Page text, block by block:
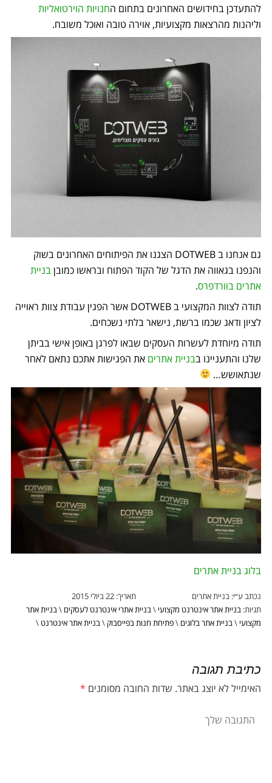
להתעדכן בחידושים האחרונים בתחום החנויות הוירטואליות
וליהנות מהרצאות מקצועיות, אוירה טובה ואוכל משובח.
גם אנחנו ב DOTWEB הצגנו את הפיתוחים האחרונים בשוק
והנפנו בגאווה את הדגל של הקוד הפתוח ובראשו כמובןבניית
אתרים בוורדפרס.
תודה לצוות המקצועי ב DOTWEB אשר הפגין עבודת צוות ראוייה
לציון ודאג שכמו ברשת, נישאר בלתי נשכחים.
תודה מיוחדת לעשרות העסקים שבאו לפרגן באופן אישי בביתן
שלנו והתעניינו בבניית אתרים את הפגישות אתכם נתאם לאחר
שנתאושש…
בלוג בניית אתרים
נכתב ע״י: בניית אתרים תאריך:
תגיות: בניית אתר אינטרנט מקצועי \בניית אתרי אינטרנט לעסקים \בניית אתר
מקצועי \בניית אתר בלוגים \פתיחת חנות בפייסבוק \בניית אתר אינטרנט \
כתיבת תגובה
האימייל לא יוצג באתר. שדות החובה מסומנים *
התגובה שלך